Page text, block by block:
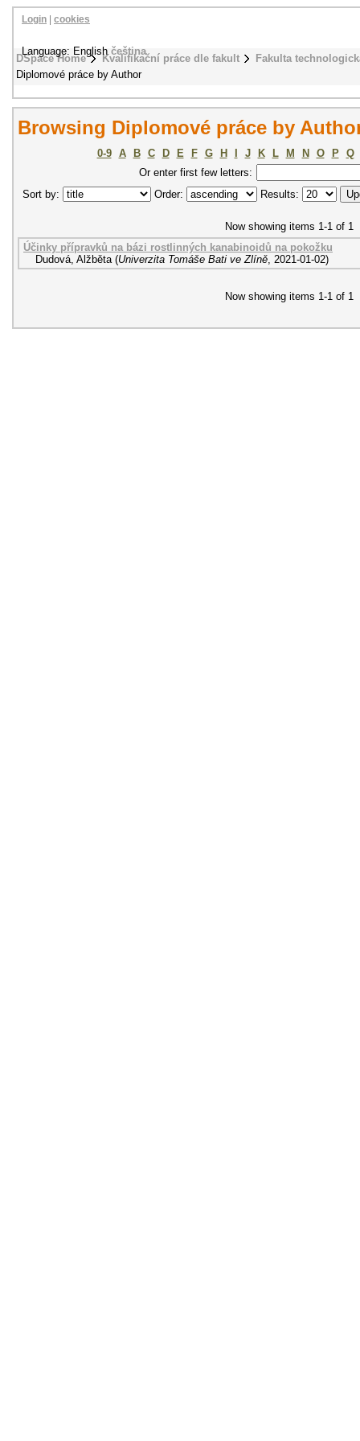
DSpace Home Kvalifikační práce dle fakult
Fakulta
Diplomové práce by Author
Login cookies
Language: Englishčeština
Browsing Diplomové práce by
0-9 A B C D E F G H J K L M N O P
Q
Or enter first few letters:
Sort by:
Order: Results:
Now showing items 1-1 of 1
Účinky přípravků na bázi rostlinných kanabinoidů na pokožku
Dudová, Alžběta (Univerzita Tomáše Bati ve Zlíně, 2021-01-02)
Now showing items 1-1 of 1